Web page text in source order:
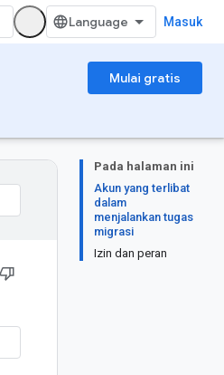
Masuk
Mulai gratis
Pada halaman ini
Akun yang terlibat
dalam
menjalankan tugas
migrasi
Izin dan peran